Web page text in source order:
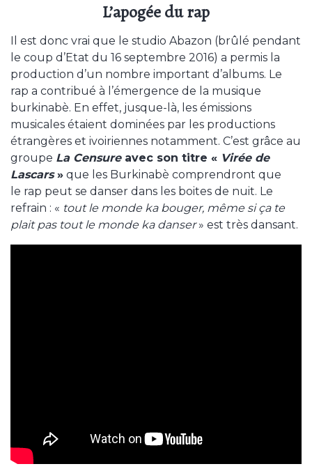
L’apogée du rap
Il est donc vrai que le studio Abazon (brûlé pendant
le coup d’Etat du 16 septembre 2016) a permis la
production d’un nombre important d’albums. Le
rap a contribué à l’émergence de la musique
burkinabè. En effet, jusque-là, les émissions
musicales étaient dominées par les productions
étrangères et ivoiriennes notamment. C’est grâce au
groupe La Censureavec son titre « Virée de
Lascars» que les Burkinabè comprendront que
le rap peut se danser dans les boites de nuit. Le
refrain : « tout le monde ka bouger, même si ça te
plait pas tout le monde ka danser» est très dansant.